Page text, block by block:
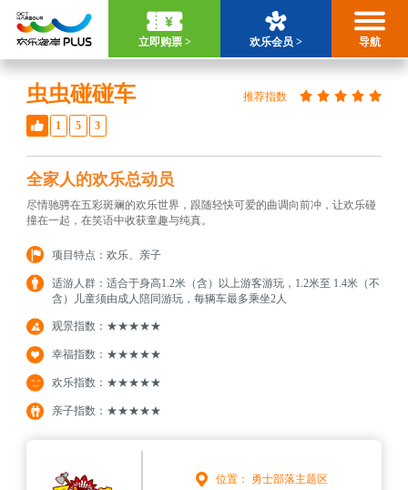
立即购票 > 欢乐会员 > 导航
虫虫碰碰车
1 5 3
推荐指数
全家人的欢乐总动员
尽情驰骋在五彩斑斓的欢乐世界，跟随轻快可爱的曲调向前冲，让欢乐碰
撞在一起，在笑语中收获童趣与纯真。
项目特点：欢乐、亲子
适游人群：适合于身高1.2米（含）以上游客游玩，1.2米至 1.4米（不
含）儿童须由成人陪同游玩，每辆车最多乘坐2人
观景指数：★★★★★
幸福指数：★★★★★
欢乐指数：★★★★★
亲子指数：★★★★★
位置： 勇士部落主题区